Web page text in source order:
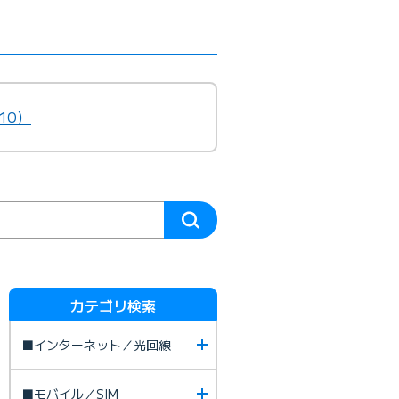
）
カテゴリ検索
■インターネット／光回線
■モバイル／SIM